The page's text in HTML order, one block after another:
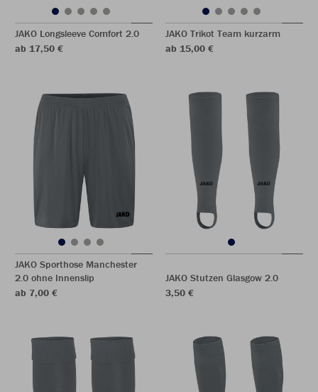
JAKO Longsleeve Comfort 2.0
ab 17,50 €
JAKO Trikot Team kurzarm
ab 15,00 €
JAKO Sporthose Manchester
2.0 ohne Innenslip
ab 7,00 €
JAKO Stutzen Glasgow 2.0
3,50 €